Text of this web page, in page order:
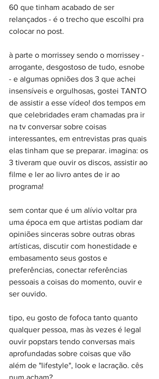
60 que tinham acabado de ser
relançados - é o trecho que escolhi pra
colocar no post.
à parte o morrissey sendo o morrissey -
arrogante, desgostoso de tudo, esnobe
- e algumas opniões dos 3 que achei
insensíveis e orgulhosas, gostei TANTO
de assistir a esse vídeo! dos tempos em
que celebridades eram chamadas pra ir
na tv conversar sobre coisas
interessantes, em entrevistas pras quais
elas tinham que se preparar. imagina: os
3 tiveram que ouvir os discos, assistir ao
filme e ler ao livro antes de ir ao
programa!
sem contar que é um alívio voltar pra
uma época em que artistas podiam dar
opiniões sinceras sobre outras obras
artísticas, discutir com honestidade e
embasamento seus gostos e
preferências, conectar referências
pessoais a coisas do momento, ouvir e
ser ouvido.
tipo, eu gosto de fofoca tanto quanto
qualquer pessoa, mas às vezes é legal
ouvir popstars tendo conversas mais
aprofundadas sobre coisas que vão
além de "lifestyle", look e lacração. cês
num acham?